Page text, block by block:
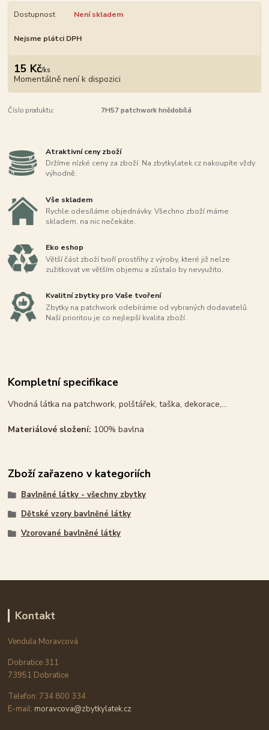
Dostupnost Není skladem
Nejsme plátci DPH
15 Kč/ks
Momentálně není k dispozici
Číslo produktu: 7H57 patchwork hnědobílá
Atraktivní ceny zboží
Držíme nízké ceny za zboží. Na zbytkylatek.cz nakoupíte vždy
výhodně.
Vše skladem
Rychle odesíláme objednávky. Všechno zboží máme
skladem, na nic nečekáte.
Eko eshop
Větší část zboží tvoří prostřihy z výroby, které již nelze
zužitkovat ve větším objemu a zůstalo by nevyužito.
Kvalitní zbytky pro Vaše tvoření
Zbytky na patchwork odebíráme od vybraných dodavatelů.
Naší prioritou je co nejlepší kvalita zboží.
Kompletní specifikace
Vhodná látka na patchwork, polštářek, taška, dekorace,...
Materiálové složení: 100% bavlna
Zboží zařazeno v kategoriích
Bavlněné látky - všechny zbytky
Dětské vzory bavlněné látky
Vzorované bavlněné látky
Kontakt
Vendula Moravcová
Dobratice 311
73951 Dobratice
Telefon: 734 800 334
E-mail: moravcova@zbytkylatek.cz